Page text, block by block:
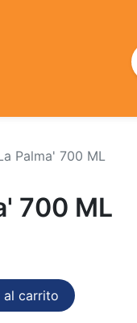
Palma' 700 ML
700 ML
al carrito